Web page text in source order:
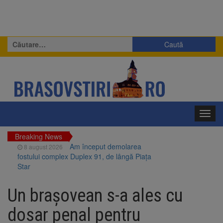
Caută
după:
Breaking News
8 august 2026
Am început demolarea
fostului complex Duplex 91, de lângă Piața
Star
pentru reducerea consumului de energie.
Nivelul Dunării a început să crească
8 august 2026
Asociația Română pentru
Iluminat cere reducerea luminii pe timpul
Un brașovean s-a ales cu
dosar penal pentru